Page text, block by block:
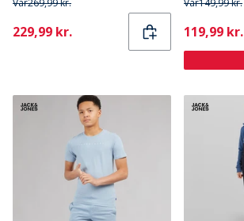
Var269,99 kr.
Current
229,99 kr.
Var149,99 kr.
Current
119,99 kr.